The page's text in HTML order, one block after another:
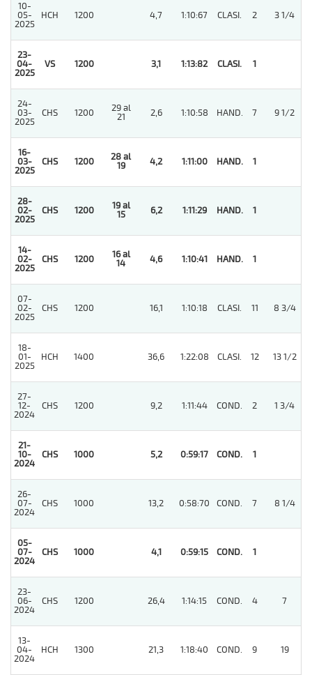
10-
05-
2025
HCH 1200 4,7 1:10:67 CLASI. 2 3 1/4
23-
04-
2025
VS 1200 3,1 1:13:82 CLASI. 1
24-
03-
2025
CHS 1200
29 al
21
2,6 1:10:58 HAND. 7 9 1/2
16-
03-
2025
CHS 1200
28 al
19
4,2 1:11:00 HAND. 1
28-
02-
2025
CHS 1200
19 al
15
6,2 1:11:29 HAND. 1
14-
02-
2025
CHS 1200
16 al
14
4,6 1:10:41 HAND. 1
07-
02-
2025
CHS 1200 16,1 1:10:18 CLASI. 11 8 3/4
18-
01-
2025
HCH 1400 36,6 1:22:08 CLASI. 12 13 1/2
27-
12-
2024
CHS 1200 9,2 1:11:44 COND. 2 1 3/4
21-
10-
2024
CHS 1000 5,2 0:59:17 COND. 1
26-
07-
2024
CHS 1000 13,2 0:58:70 COND. 7 8 1/4
05-
07-
2024
CHS 1000 4,1 0:59:15 COND. 1
23-
06-
2024
CHS 1200 26,4 1:14:15 COND. 4 7
13-
04-
2024
HCH 1300 21,3 1:18:40 COND. 9 19